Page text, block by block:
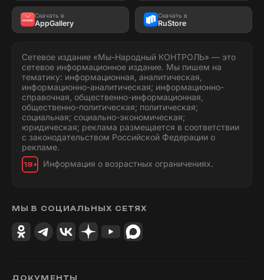
Скачать в
AppGallery
Скачать в
RuStore
Сетевое издание «Мы-Народный КОНТРОЛЬ» — это
сетевое информационное издание. Мы пишем на
тематику: информационная, аналитическая,
информационно-аналитическая; информационно-
справочная, общественно-информационная,
общественно-политическая; политическая;
социальная; социально-экономическая;
юридическая; реклама размещается в соответствии
с законодательством Российской Федерации о
рекламе.
18+ Информация о возрастных ограничениях.
МЫ В СОЦИАЛЬНЫХ СЕТЯХ
ДОКУМЕНТЫ